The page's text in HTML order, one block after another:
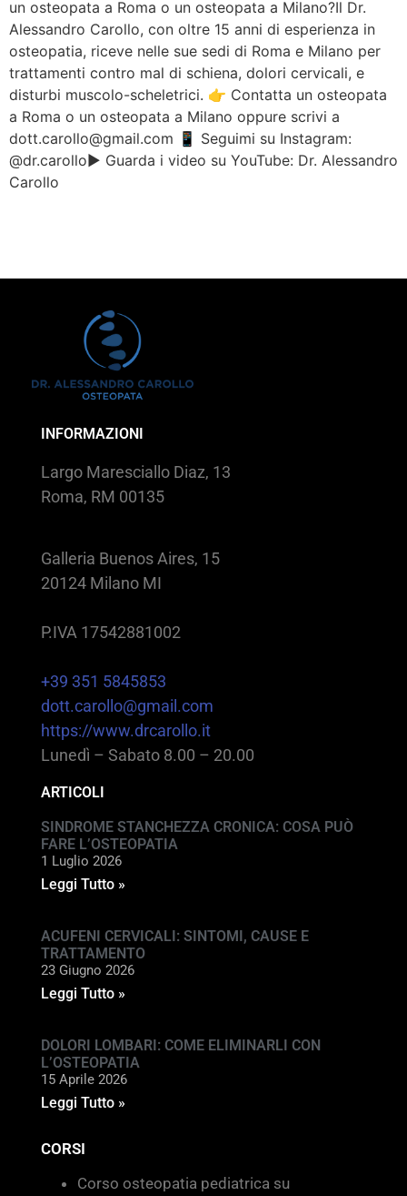
un osteopata a Roma o un osteopata a Milano?Il Dr.
Alessandro Carollo, con oltre 15 anni di esperienza in
osteopatia, riceve nelle sue sedi di Roma e Milano per
trattamenti contro mal di schiena, dolori cervicali, e
disturbi muscolo-scheletrici. 👉 Contatta un osteopata
a Roma o un osteopata a Milano oppure scrivi a
dott.carollo@gmail.com 📱 Seguimi su Instagram:
@dr.carollo▶️ Guarda i video su YouTube: Dr. Alessandro
Carollo
INFORMAZIONI
Largo Maresciallo Diaz, 13
Roma, RM 00135
Galleria Buenos Aires, 15
20124 Milano MI
P.IVA 17542881002
+39 351 5845853
dott.carollo@gmail.com
https://www.drcarollo.it
Lunedì – Sabato 8.00 – 20.00
ARTICOLI
SINDROME STANCHEZZA CRONICA: COSA PUÒ
FARE L’OSTEOPATIA
1 Luglio 2026
Leggi Tutto »
ACUFENI CERVICALI: SINTOMI, CAUSE E
TRATTAMENTO
23 Giugno 2026
Leggi Tutto »
DOLORI LOMBARI: COME ELIMINARLI CON
L’OSTEOPATIA
15 Aprile 2026
Leggi Tutto »
CORSI
Corso osteopatia pediatrica su